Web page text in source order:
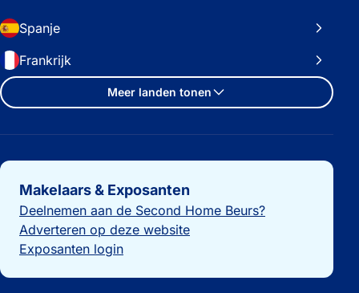
Spanje
Frankrijk
Meer landen tonen
Belangrijke links
Makelaars & Exposanten
Deelnemen aan de Second Home Beurs?
Adverteren op deze website
Exposanten login